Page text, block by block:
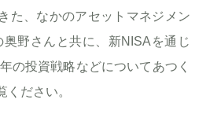
た、なかのアセットマネジメン
奥野さんと共に、新NISAを通じ
の投資戦略などについてあつく
ださい。